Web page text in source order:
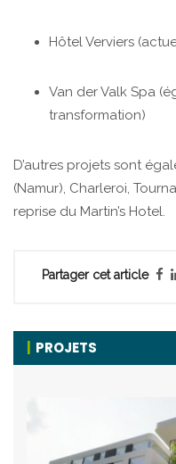
Hôtel Verviers
Van der Valk Spa
transformation)
D’autres projets sont
(Namur), Charleroi,
reprise du Martin’s Hotel.
Partager cet article
PROJETS